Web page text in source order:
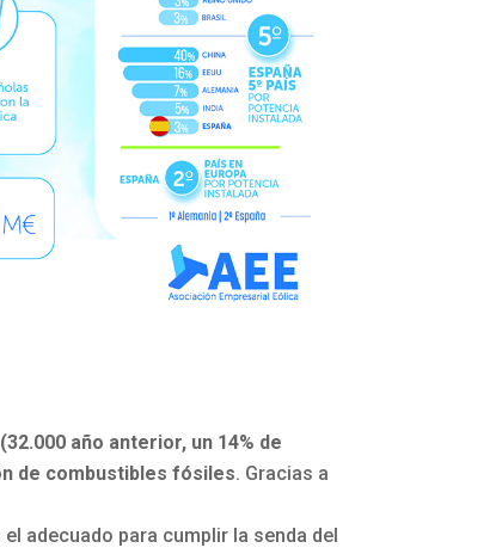
año anterior, un 14% de
de combustibles fósiles. Gracias a
adecuado para cumplir la senda del